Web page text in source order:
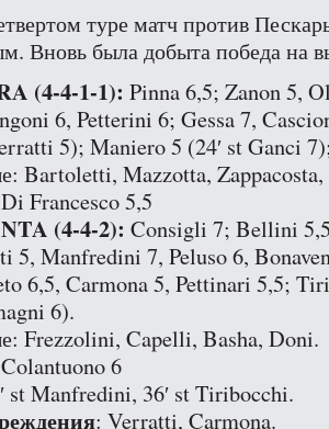
туре матч против
Вновь была добыта победа на
(4-4-1-1): Pinna 6,5; Zanon 5,
6, Petterini 6; Gessa 7,
5); Maniero 5 (24′ st Ganci
Bartoletti, Mazzotta,
Francesco 5,5
(4-4-2): Consigli 7; Bellini
5, Manfredini 7, Peluso 6,
6,5, Carmona 5, Pettinari 5,5;
6).
Frezzolini, Capelli, Basha, Doni.
6
st Manfredini, 36′ st Tiribocchi.
: Verratti, Carmona.